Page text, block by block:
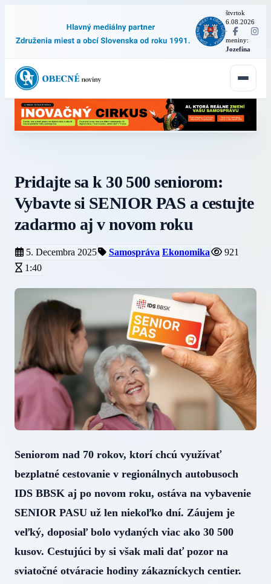
štvrtok
6.08.2026
·
meniny:
Jozefína
Pridajte sa k 30 500 seniorom:
Vybavte si SENIOR PAS a cestujte
zadarmo aj v novom roku
5. Decembra 2025 Samospráva Ekonomika
921
1:40
Seniorom nad 70 rokov, ktorí chcú využívať
bezplatné cestovanie v regionálnych autobusoch
IDS BBSK aj po novom roku, ostáva na vybavenie
SENIOR PASU už len niekoľko dní. Záujem je
veľký, doposiaľ bolo vydaných viac ako 30 500
kusov. Cestujúci by si však mali dať pozor na
sviatočné otváracie hodiny zákazníckych centier.